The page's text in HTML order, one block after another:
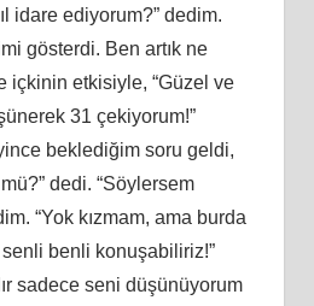
idare ediyorum?” dedim.
gösterdi. Ben artık ne
içkinin etkisiyle, “Güzel ve
31 çekiyorum!”
beklediğim soru geldi,
dedi. “Söylersem
“Yok kızmam, ama burda
benli konuşabiliriz!”
sadece seni düşünüyorum